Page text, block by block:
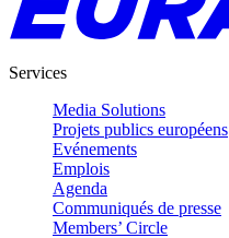
Services
Media Solutions
Projets publics européens
Evénements
Emplois
Agenda
Communiqués de presse
Members’ Circle